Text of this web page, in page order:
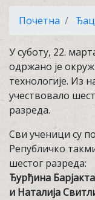
Почетна
У суботу, 22.
одржано је
технологије. Из
учествовало
разреда.
Сви ученици су
Републичко
шестог разреда:
Ђурђина
и Наталија